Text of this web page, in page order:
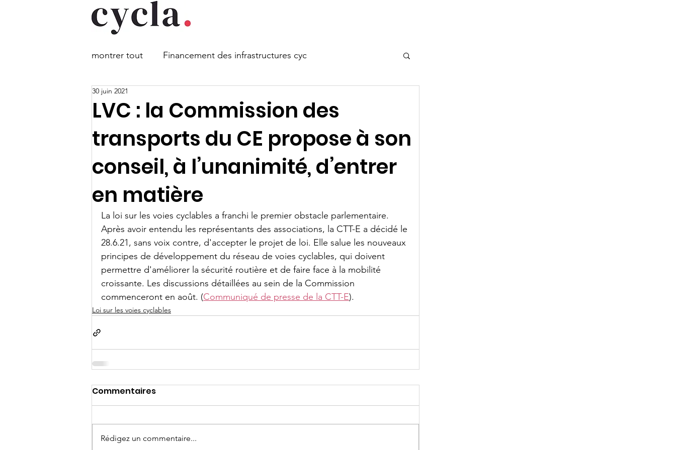
montrer tout Financement des infrastructures cyc
Loi sur les voies cyclables
Obligation du port du casque Déduction fiscale pour les vélos
Stationnement des vélos Sécurité routière
Mobilité combinée Route de l'Axen Autres sujets
LVC : la Commission des
transports du CE propose à son
conseil, à l’unanimité, d’entrer
en matière
30 juin 2021
La loi sur les voies cyclables a franchi le premier obstacle parlementaire.
Après avoir entendu les représentants des associations, la CTT-E a décidé le
28.6.21, sans voix contre, d'accepter le projet de loi. Elle salue les nouveaux
principes de développement du réseau de voies cyclables, qui doivent
permettre d'améliorer la sécurité routière et de faire face à la mobilité
croissante. Les discussions détaillées au sein de la Commission
commenceront en août. (Communiqué de presse de la CTT-E).
Loi sur les voies cyclables
Commentaires
Rédigez un commentaire...